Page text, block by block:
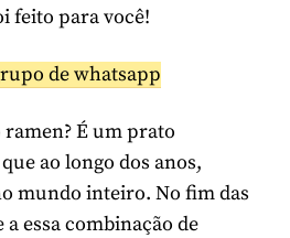
feito para você!
de whatsapp
É um prato
ao longo dos anos,
mundo inteiro. No fim das
essa combinação de